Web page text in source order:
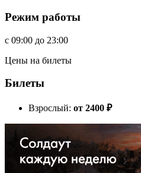
Режим работы
c 09:00 до 23:00
Цены на билеты
Билеты
Взрослый: от 2400 ₽